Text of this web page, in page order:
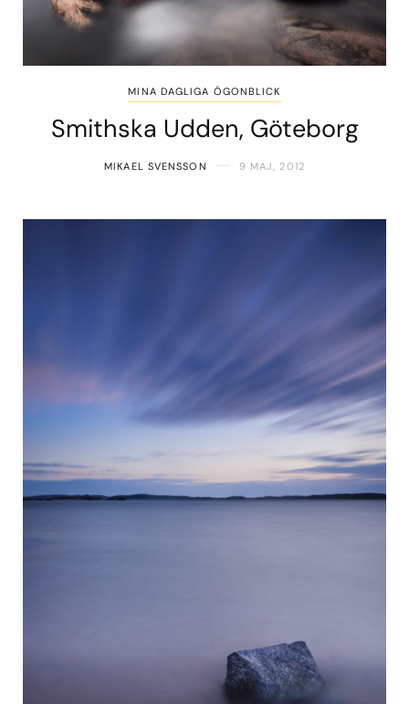
MINA DAGLIGA ÖGONBLICK
Smithska Udden, Göteborg
MIKAEL SVENSSON 9 MAJ, 2012